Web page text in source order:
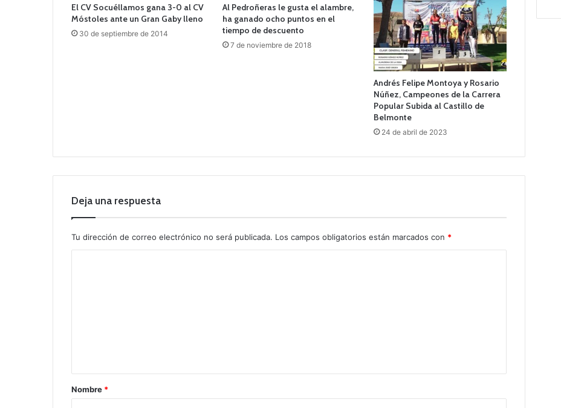
El CV Socuéllamos gana 3-0 al CV
Móstoles ante un Gran Gaby lleno
30 de septiembre de 2014
Al Pedroñeras le gusta el alambre,
ha ganado ocho puntos en el
tiempo de descuento
7 de noviembre de 2018
Andrés Felipe Montoya y Rosario
Núñez, Campeones de la Carrera
Popular Subida al Castillo de
Belmonte
24 de abril de 2023
Deja una respuesta
Tu dirección de correo electrónico no será publicada. Los campos obligatorios están marcados con *
rNombre *